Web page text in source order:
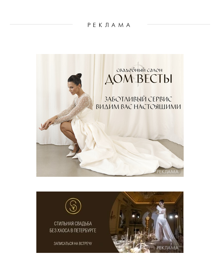
РЕКЛАМА
РЕКЛАМА
РЕКЛАМА